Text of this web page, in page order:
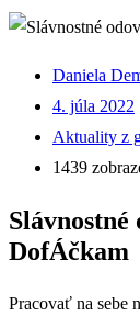
Daniela
4. júla 2022
Aktuality z
1439
DofÁčkam
Pracovať na sebe